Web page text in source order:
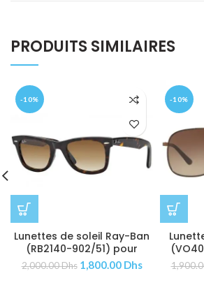
PRODUITS SIMILAIRES
-10%
Lunettes de soleil Ray-Ban
(RB2140-902/51) pour
Femmes | Hommes
2,000.00Dhs 1,800.00 Dhs
-10%